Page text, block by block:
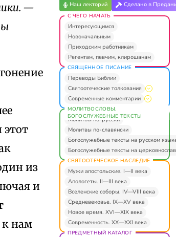
—
этот
из
и
к нам
Наш лекторий Сделано в
С ЧЕГО НАЧАТЬ
Интересующимся
Новоначальным
Приходским работникам
Регентам, певчим, клирошанам
СВЯЩЕННОЕ ПИСАНИЕ
Переводы Библии
Святоотеческие толкования
Современные комментарии
МОЛИТВОСЛОВЫ.
БОГОСЛУЖЕБНЫЕ ТЕКСТЫ
Молитвы по-русски
Молитвы по-славянски
Богослужебные тексты на русском
Богослужебные тексты на
СВЯТООТЕЧЕСКОЕ НАСЛЕДИЕ
Мужи апостольские. I—II века
Апологеты. II—III века
Вселенские соборы. IV—VIII века
Средневековье. IX—XV века
Новое время. XVI—XIX века
Современность. XX—XXI века
ПРЕДМЕТНЫЙ КАТАЛОГ